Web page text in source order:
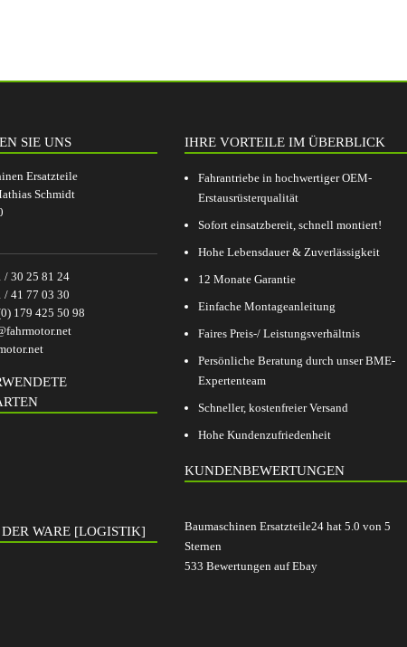
SIE UNS
Ersatzteile
Schmidt
/ 30 25 81 24
/ 41 77 03 30
179 425 50 98
WARE [LOGISTIK]
IHRE VORTEILE IM ÜBERBLICK
Fahrantriebe in hochwertiger OEM-
Erstausrüsterqualität
Sofort einsatzbereit, schnell montiert!
Hohe Lebensdauer & Zuverlässigkeit
12 Monate Garantie
Einfache Montageanleitung
Faires Preis-/ Leistungsverhältnis
Persönliche Beratung durch unser BME-
Expertenteam
Schneller, kostenfreier Versand
Hohe Kundenzufriedenheit
KUNDENBEWERTUNGEN
Baumaschinen Ersatzteile24 hat 5.0 von 5
Sternen
533 Bewertungen auf Ebay